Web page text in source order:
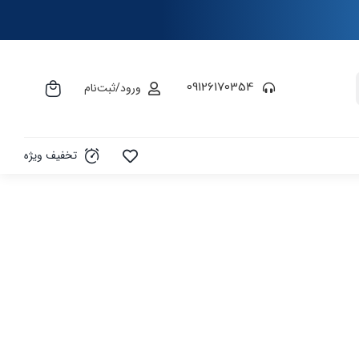
09126170354 ورود/ثبت‌نام
تخفیف ویژه